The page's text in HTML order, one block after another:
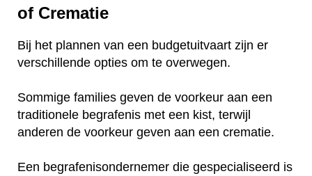
of Crematie
Bij het plannen van een budgetuitvaart zijn er
verschillende opties om te overwegen.
Sommige families geven de voorkeur aan een
traditionele begrafenis met een kist, terwijl
anderen de voorkeur geven aan een crematie.
Een begrafenisondernemer die gespecialiseerd is